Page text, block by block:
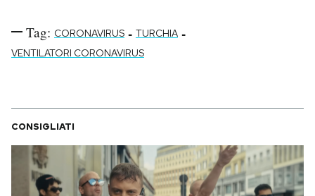
Tag: CORONAVIRUS - TURCHIA -
VENTILATORI CORONAVIRUS
CONSIGLIATI